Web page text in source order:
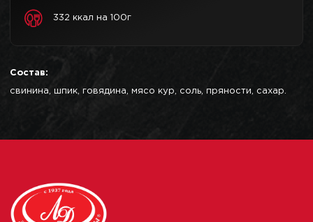
332 ккал на 100г
Состав:
свинина, шпик, говядина, мясо кур, соль, пряности, сахар.